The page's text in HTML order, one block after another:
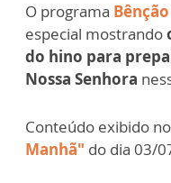
O programa
especial mostrando
do hino para
Nossa Senhora
Conteúdo exibido
Manhã" do dia 03/